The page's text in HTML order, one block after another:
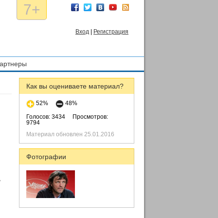
7+
Вход Регистрация
Как вы оцениваете материал?
52%
48%
Голосов: 3434
Просмотров:
9794
Материал обновлен 25.01.2016
Фотографии